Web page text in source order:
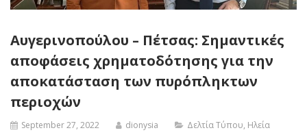
Αυγερινοπούλου – Πέτσας: Σημαντικές
αποφάσεις χρηματοδότησης για την
αποκατάσταση των πυρόπληκτων
περιοχών
September 27, 2022 dionysia Δελτία Τύπου, Ηλεία